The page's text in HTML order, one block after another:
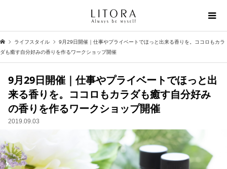
ライフスタイル
9月29日開催｜仕事やプライベートでほっと出来る香りを。ココロもカラ
ダも癒す自分好みの香りを作るワークショップ開催
9月29日開催｜仕事やプライベートでほっと出
来る香りを。ココロもカラダも癒す自分好み
の香りを作るワークショップ開催
2019.09.03